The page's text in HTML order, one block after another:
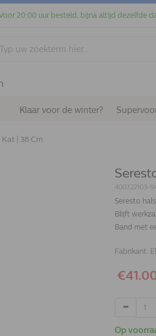
20:00 uur besteld, bijna altijd dezelfde
Klaar voor de winter?
| 38 Cm
400722103-
Seresto
Blijft
Band met
Fabrikant:
Op